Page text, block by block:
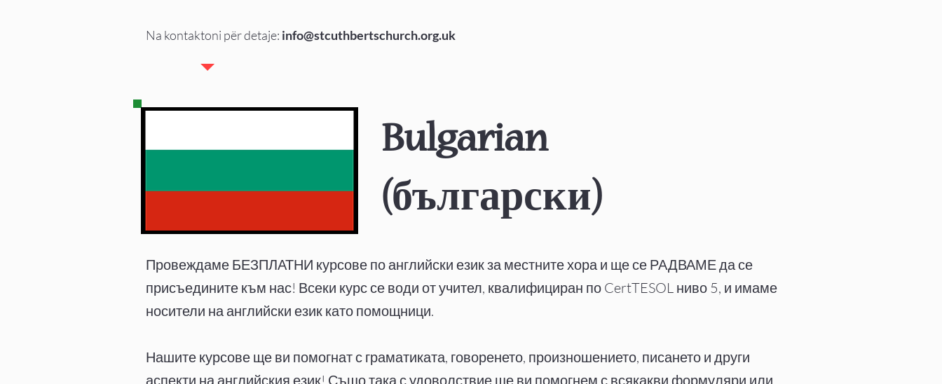
Na kontaktoni për detaje: info@stcuthbertschurch.org.uk
Bulgarian
(български)
Провеждаме БЕЗПЛАТНИ курсове по английски език за местните хора и ще се РАДВАМЕ да се
присъедините към нас! Всеки курс се води от учител, квалифициран по CertTESOL ниво 5, и имаме
носители на английски език като помощници.
Нашите курсове ще ви помогнат с граматиката, говоренето, произношението, писането и други
аспекти на английския език! Също така с удоволствие ще ви помогнем с всякакви формуляри или